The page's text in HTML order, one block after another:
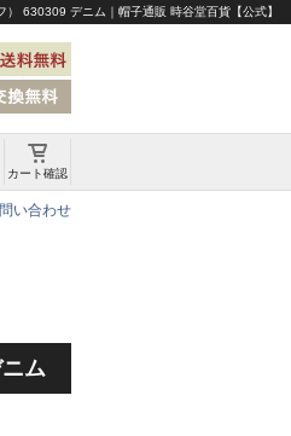
630309 デニム｜帽子通販 時谷堂百貨【公式】
カート確認
い合わせ
ム